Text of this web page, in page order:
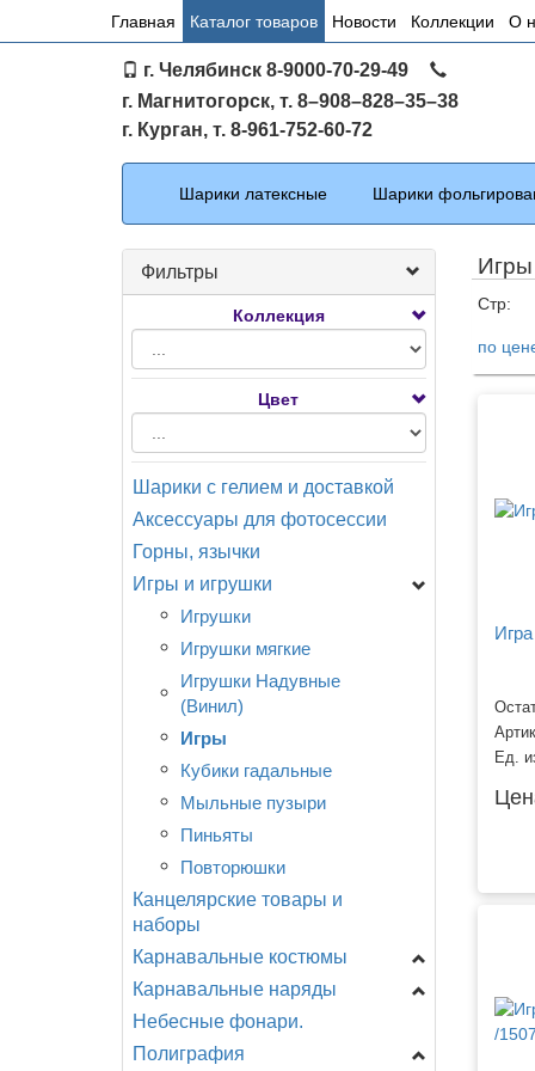
Основное
Главная Каталог товаров Новости Коллекции О
г. Челябинск 8-9000-70-29-49
г. Магнитогорск, т. 8–908–828–35–38
г. Курган, т. 8-961-752-60-72
Каталог
Шарики латексные Шарики
Фильтры
Коллекция
Цвет
Шарики с гелием и доставкой
Аксессуары для фотосессии
Горны, язычки
Игры и игрушки
Игрушки
Игрушки мягкие
Игрушки Надувные
(Винил)
Игры
Кубики гадальные
Мыльные пузыри
Пиньяты
Повторюшки
Канцелярские товары и
наборы
Карнавальные костюмы
Для мальчиков
Для девочек
Для женщин
Карнавальные наряды
Головные уборы
Грим
Небесные фонари.
Полиграфия
Игры
Стр:
по
Ед.